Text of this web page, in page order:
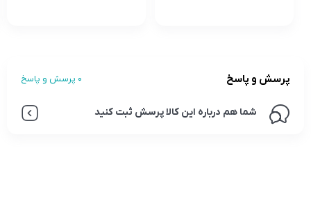
پرسش و پاسخ 0 پرسش و پاسخ
شما هم درباره این کالا پرسش ثبت کنید